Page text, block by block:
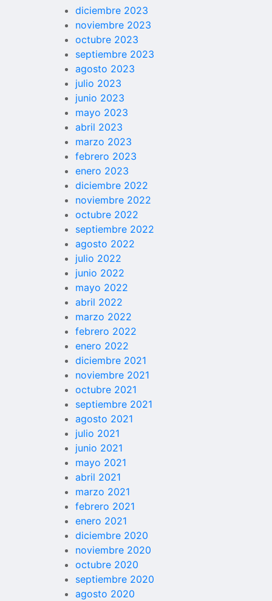
diciembre 2023
noviembre 2023
octubre 2023
septiembre 2023
agosto 2023
julio 2023
junio 2023
mayo 2023
abril 2023
marzo 2023
febrero 2023
enero 2023
diciembre 2022
noviembre 2022
octubre 2022
septiembre 2022
agosto 2022
julio 2022
junio 2022
mayo 2022
abril 2022
marzo 2022
febrero 2022
enero 2022
diciembre 2021
noviembre 2021
octubre 2021
septiembre 2021
agosto 2021
julio 2021
junio 2021
mayo 2021
abril 2021
marzo 2021
febrero 2021
enero 2021
diciembre 2020
noviembre 2020
octubre 2020
septiembre 2020
agosto 2020